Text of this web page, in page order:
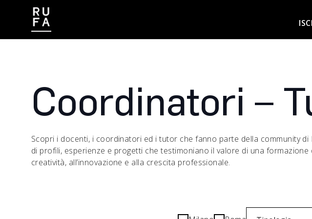
CONTATTI
Coordinatori –
Scopri i docenti, i coordinatori ed i tutor che fanno parte della community di
di profili, esperienze e progetti che testimoniano il valore di una formazione
creatività, all’innovazione e alla crescita professionale.